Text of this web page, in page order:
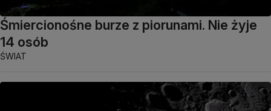
Śmiercionośne burze z piorunami. Nie żyje
14 osób
ŚWIAT